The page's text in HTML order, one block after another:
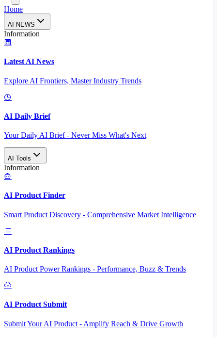
Home
AI NEWS
Information
Latest AI News
Explore AI Frontiers, Master Industry Trends
AI Daily Brief
Your Daily AI Brief - Never Miss What's Next
AI Tools
Information
AI Product Finder
Smart Product Discovery - Comprehensive Market Intelligence
AI Product Rankings
AI Product Power Rankings - Performance, Buzz & Trends
AI Product Submit
Submit Your AI Product - Amplify Reach & Drive Growth